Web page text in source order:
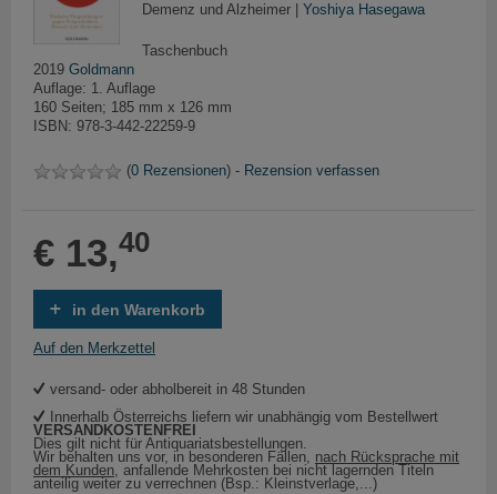
Demenz und Alzheimer | Yoshiya Hasegawa
Taschenbuch
2019 Goldmann
Auflage: 1. Auflage
160 Seiten; 185 mm x 126 mm
ISBN: 978-3-442-22259-9
(0 Rezensionen) - Rezension verfassen
€ 13,40
in den Warenkorb
Auf den Merkzettel
versand- oder abholbereit in 48 Stunden
Innerhalb Österreichs liefern wir unabhängig vom Bestellwert
VERSANDKOSTENFREI
Dies gilt nicht für Antiquariatsbestellungen.
Wir behalten uns vor, in besonderen Fällen, nach Rücksprache mit
dem Kunden, anfallende Mehrkosten bei nicht lagernden Titeln
anteilig weiter zu verrechnen (Bsp.: Kleinstverlage,...)